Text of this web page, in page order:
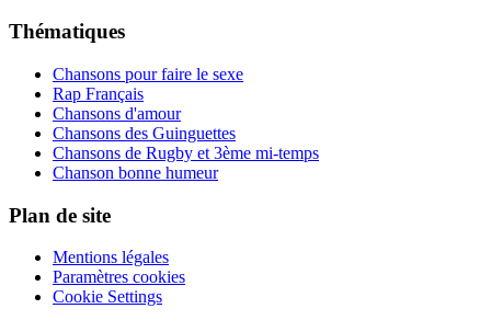
Thématiques
Chansons pour faire le sexe
Rap Français
Chansons d'amour
Chansons des Guinguettes
Chansons de Rugby et 3ème mi-temps
Chanson bonne humeur
Plan de site
Mentions légales
Paramètres cookies
Cookie Settings